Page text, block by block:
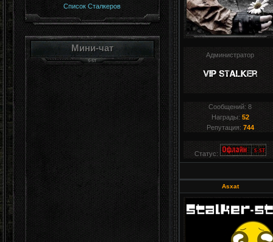
Список Сталкеров
Мини-чат
Администратор
Сообщений:8
Награды: 52
Репутация: 744
Статус:
Asxat